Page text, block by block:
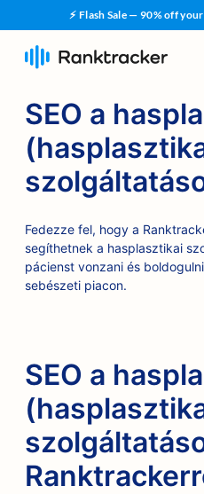
⚡ Flash Sale — 90% off
SEO a
Fedezze fel, hogy a
segíthetnek a hasplasztikai
pácienst vonzani és
sebészeti piacon.
SEO a